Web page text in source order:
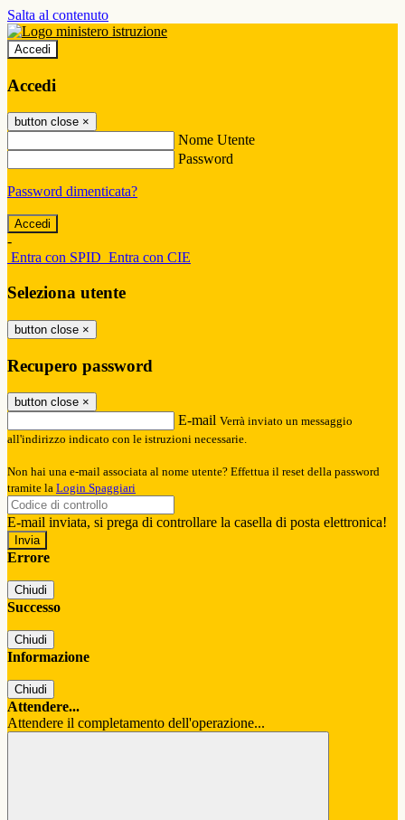
Salta al contenuto
Accedi
Accedi
button close ×
Nome Utente
Password
Password dimenticata?
-
Entra con SPID Entra con CIE
Seleziona utente
button close ×
Recupero password
button close ×
E-mail Verrà inviato un messaggio
all'indirizzo indicato con le istruzioni necessarie.
Non hai una e-mail associata al nome utente? Effettua il reset della password
tramite la Login Spaggiari
E-mail inviata, si prega di controllare la casella di posta elettronica!
Errore
Chiudi
Successo
Chiudi
Informazione
Chiudi
Attendere...
Attendere il completamento dell'operazione...